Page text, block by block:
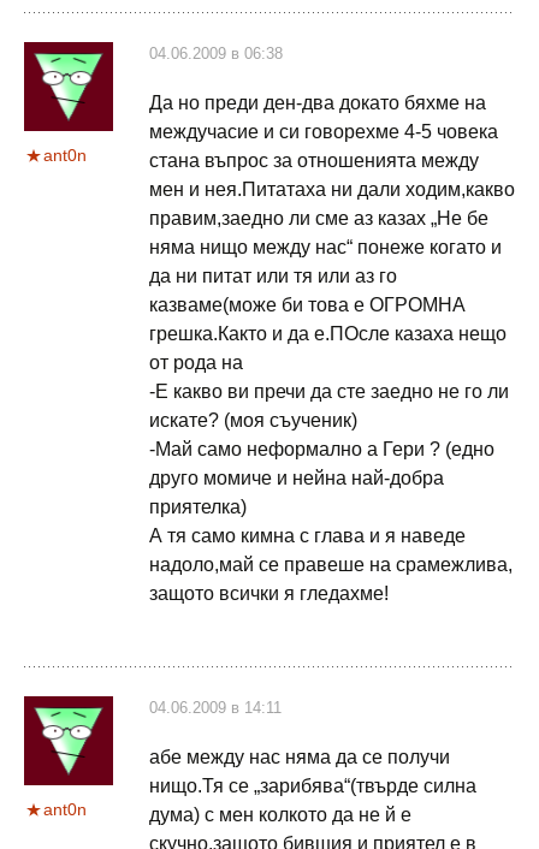
ant0n
04.06.2009 в 06:38
Да но преди ден-два докато бяхме на
междучасие и си говорехме 4-5 човека
стана въпрос за отношенията между
мен и нея.Питатаха ни дали ходим,какво
правим,заедно ли сме аз казах „Не бе
няма нищо между нас“ понеже когато и
да ни питат или тя или аз го
казваме(може би това е ОГРОМНА
грешка.Както и да е.ПОсле казаха нещо
от рода на
-Е какво ви пречи да сте заедно не го ли
искате? (моя съученик)
-Май само неформално а Гери ? (едно
друго момиче и нейна най-добра
приятелка)
А тя само кимна с глава и я наведе
надоло,май се правеше на срамежлива,
защото всички я гледахме!
ant0n
04.06.2009 в 14:11
абе между нас няма да се получи
нищо.Тя се „зарибява“(твърде силна
дума) с мен колкото да не й е
скучно,защото бившия и приятел е в